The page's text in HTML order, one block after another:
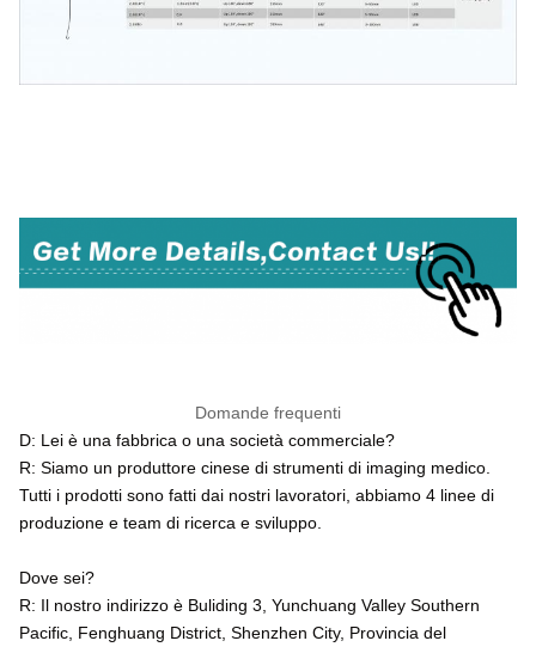
Domande frequenti
D: Lei è una fabbrica o una società commerciale?
R: Siamo un produttore cinese di strumenti di imaging medico.
Tutti i prodotti sono fatti dai nostri lavoratori, abbiamo 4 linee di
produzione e team di ricerca e sviluppo.
Dove sei?
R: Il nostro indirizzo è Buliding 3, Yunchuang Valley Southern
Pacific, Fenghuang District, Shenzhen City, Provincia del